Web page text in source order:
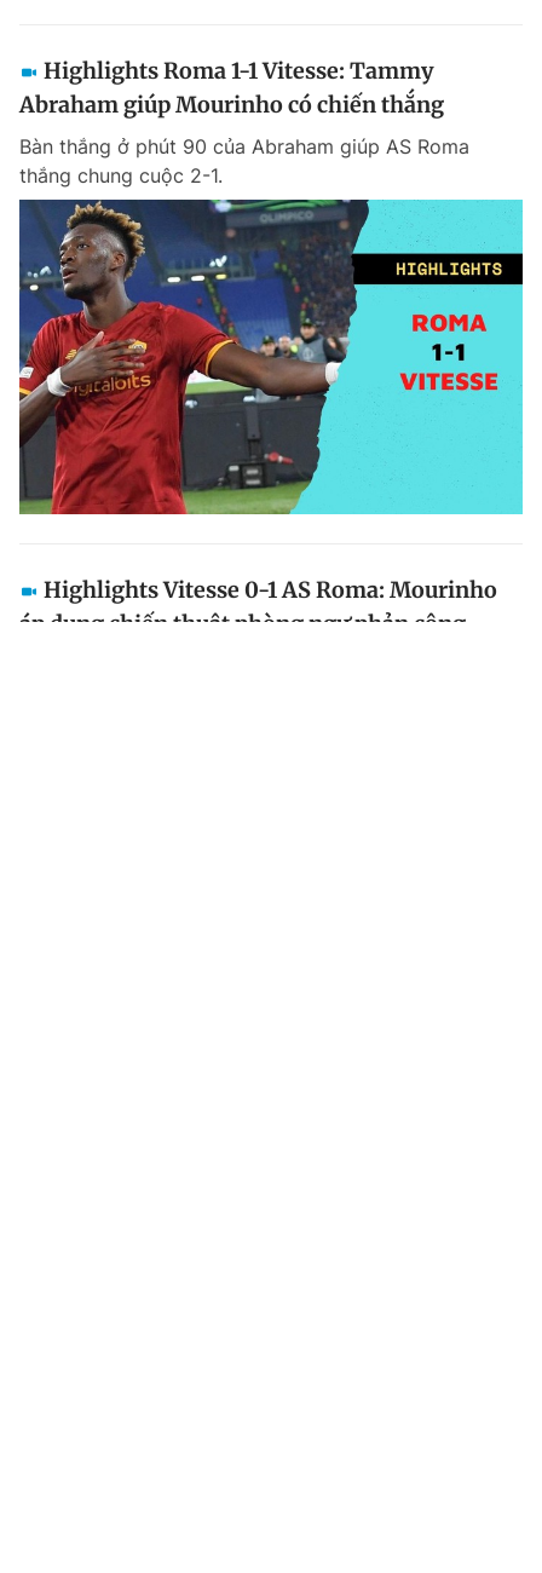
Highlights Roma 1-1 Vitesse: Tammy
Abraham giúp Mourinho có chiến thắng
Bàn thắng ở phút 90 của Abraham giúp AS Roma
thắng chung cuộc 2-1.
Highlights Vitesse 0-1 AS Roma: Mourinho
áp dụng chiến thuật phòng ngự phản công